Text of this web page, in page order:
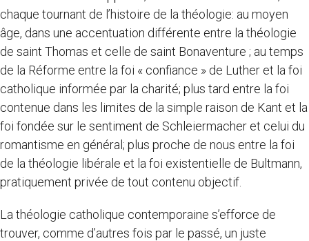
chaque tournant de l’histoire de la théologie: au moyen
âge, dans une accentuation différente entre la théologie
de saint Thomas et celle de saint Bonaventure ; au temps
de la Réforme entre la foi « confiance » de Luther et la foi
catholique informée par la charité; plus tard entre la foi
contenue dans les limites de la simple raison de Kant et la
foi fondée sur le sentiment de Schleiermacher et celui du
romantisme en général; plus proche de nous entre la foi
de la théologie libérale et la foi existentielle de Bultmann,
pratiquement privée de tout contenu objectif.
La théologie catholique contemporaine s’efforce de
trouver, comme d’autres fois par le passé, un juste